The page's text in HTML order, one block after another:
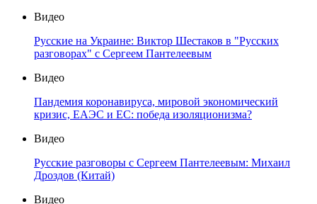
Видео
Русские на Украине: Виктор Шестаков в "Русских
разговорах" с Сергеем Пантелеевым
Видео
Пандемия коронавируса, мировой экономический
кризис, ЕАЭС и ЕС: победа изоляционизма?
Видео
Русские разговоры с Сергеем Пантелеевым: Михаил
Дроздов (Китай)
Видео